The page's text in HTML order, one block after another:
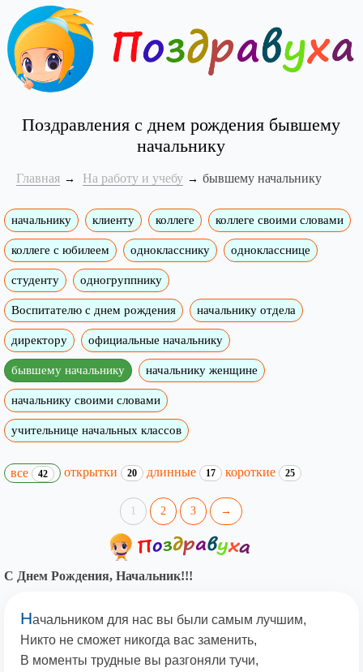
Поздравления с днем рождения бывшему
начальнику
Главная На работу и учебу бывшему начальнику
начальнику клиенту коллеге коллеге своими словами
коллеге с юбилеем однокласснику однокласснице
студенту одногруппнику
Воспитателю с днем рождения начальнику отдела
директору официальные начальнику
бывшему начальнику начальнику женщине
начальнику своими словами
учительнице начальных классов
все 42 открытки 20 длинные 17 короткие 25
1 2 3 →
С Днем Рождения, Начальник!!!
Начальником для нас вы были самым лучшим,
Никто не сможет никогда вас заменить,
В моменты трудные вы разгоняли тучи,